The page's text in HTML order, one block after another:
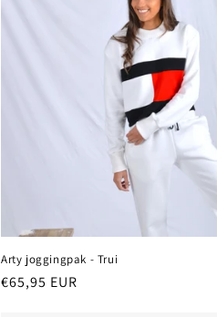
Arty joggingpak - Trui
Normale
€65,95 EUR